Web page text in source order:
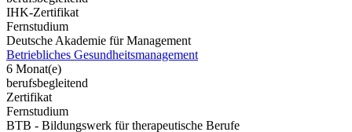
IHK-Zertifikat
Fernstudium
Deutsche Akademie für Management
Betriebliches Gesundheitsmanagement
6 Monat(e)
berufsbegleitend
Zertifikat
Fernstudium
BTB - Bildungswerk für therapeutische Berufe